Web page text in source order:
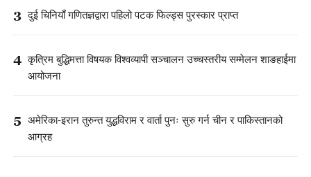
3 दुई चिनियाँ गणितज्ञद्वारा पहिलो पटक फिल्ड्स पुरस्कार प्राप्त
4 कृत्रिम बुद्धिमत्ता विषयक विश्वव्यापी सञ्चालन उच्चस्तरीय सम्मेलन शाङहाईमा
आयोजना
5 अमेरिका-इरान तुरुन्त युद्धविराम र वार्ता पुनः सुरु गर्न चीन र पाकिस्तानको
आग्रह